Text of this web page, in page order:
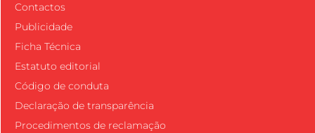
Contactos
Publicidade
Ficha Técnica
Estatuto editorial
Código de conduta
Declaração de transparência
Procedimentos de reclamação